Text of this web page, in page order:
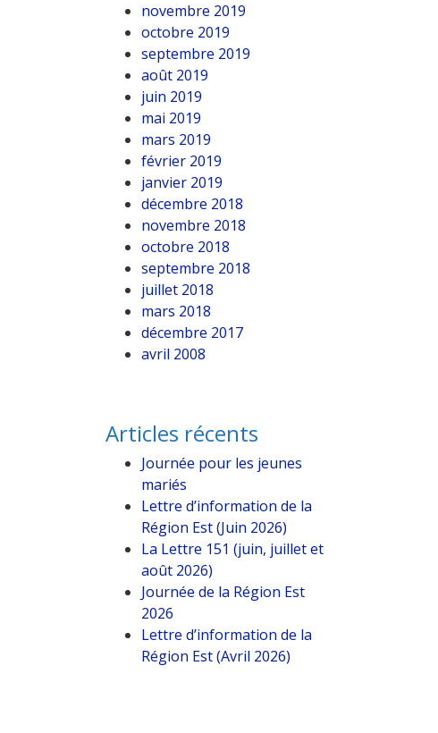
novembre 2019
octobre 2019
septembre 2019
août 2019
juin 2019
mai 2019
mars 2019
février 2019
janvier 2019
décembre 2018
novembre 2018
octobre 2018
septembre 2018
juillet 2018
mars 2018
décembre 2017
avril 2008
Articles récents
Journée pour les jeunes
mariés
Lettre d’information de la
Région Est (Juin 2026)
La Lettre 151 (juin, juillet et
août 2026)
Journée de la Région Est
2026
Lettre d’information de la
Région Est (Avril 2026)